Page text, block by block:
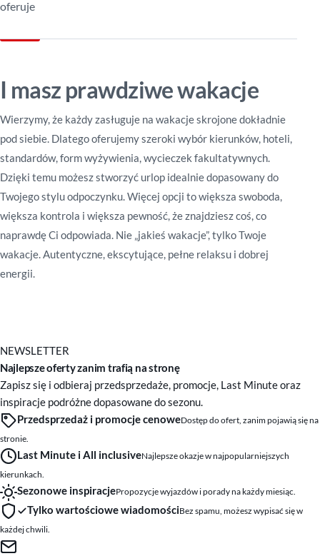
oferuje
I masz prawdziwe wakacje
Wierzymy, że każdy zasługuje na wakacje skrojone dokładnie
pod siebie. Dlatego oferujemy szeroki wybór kierunków, hoteli,
standardów, form wyżywienia, wycieczek fakultatywnych.
Dzięki temu możesz stworzyć urlop idealnie dopasowany do
Twojego stylu odpoczynku. Więcej opcji to większa swoboda,
większa kontrola i większa pewność, że znajdziesz coś, co
naprawdę Ci odpowiada. Nie „jakieś wakacje”, tylko Twoje
wakacje. Autentyczne, ekscytujące, pełne relaksu i dobrej
energii.
NEWSLETTER
Najlepsze oferty zanim trafią na stronę
Zapisz się i odbieraj przedsprzedaże, promocje, Last Minute oraz
inspiracje podróżne dopasowane do sezonu.
Przedsprzedaż i promocje cenoweDostęp do ofert, zanim pojawią się na
stronie.
Last Minute i All inclusiveNajlepsze okazje w najpopularniejszych
kierunkach.
Sezonowe inspiracjePropozycje wyjazdów i porady na każdy miesiąc.
Tylko wartościowe wiadomościBez spamu, możesz wypisać się w
każdej chwili.